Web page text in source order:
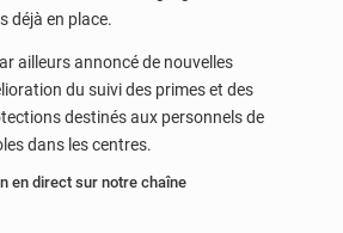
déjà en place.
ailleurs annoncé de nouvelles
du suivi des primes et des
destinés aux personnels de
dans les centres.
en direct sur notre chaîne